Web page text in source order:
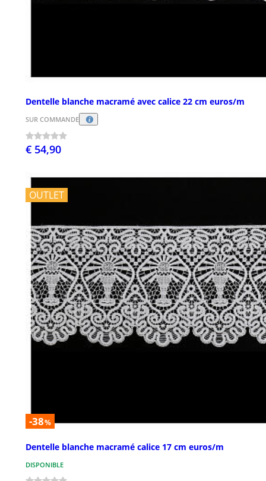
Dentelle blanche macramé avec calice 22 cm euros/m
SUR COMMANDE
€ 54,90
OUTLET
-38%
Dentelle blanche macramé calice 17 cm euros/m
DISPONIBLE